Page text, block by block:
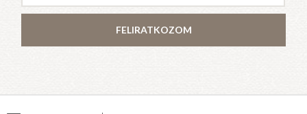
FELIRATKOZOM